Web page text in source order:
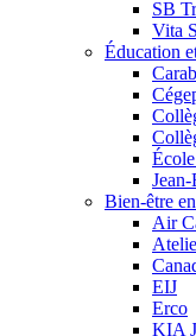
SB
Vita
Éducation
Jean-
Bien-être
Air
EIJ
Erco
KIA